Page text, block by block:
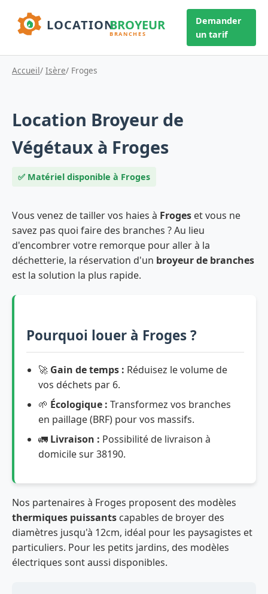
Demander
un tarif
Accueil/ Isère/ Froges
Location Broyeur de
Végétaux à Froges
✅ Matériel disponible à Froges
Vous venez de tailler vos haies à Froges et vous ne
savez pas quoi faire des branches ? Au lieu
d'encombrer votre remorque pour aller à la
déchetterie, la réservation d'un broyeur de branches
est la solution la plus rapide.
Pourquoi louer à Froges ?
🚀 Gain de temps : Réduisez le volume de
vos déchets par 6.
🌱 Écologique : Transformez vos branches
en paillage (BRF) pour vos massifs.
🚛 Livraison : Possibilité de livraison à
domicile sur 38190.
Nos partenaires à Froges proposent des modèles
thermiques puissants capables de broyer des
diamètres jusqu'à 12cm, idéal pour les paysagistes et
particuliers. Pour les petits jardins, des modèles
électriques sont aussi disponibles.